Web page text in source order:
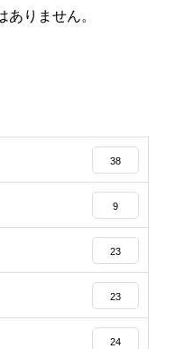
りません。
38
9
23
23
24